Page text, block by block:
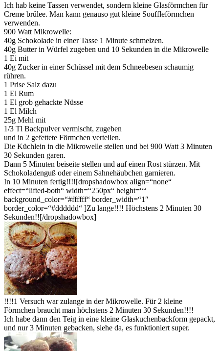
Ich hab keine Tassen verwendet, sondern kleine Glasförmchen für
Creme brûlee. Man kann genauso gut kleine Souffleförmchen
verwenden.
900 Watt Mikrowelle:
40g Schokolade in einer Tasse 1 Minute schmelzen.
40g Butter in Würfel zugeben und 10 Sekunden in die Mikrowelle
1 Ei mit
40g Zucker in einer Schüssel mit dem Schneebesen schaumig
rühren.
1 Prise Salz dazu
1 El Rum
1 El grob gehackte Nüsse
1 El Milch
25g Mehl mit
1/3 Tl Backpulver vermischt, zugeben
und in 2 gefettete Förmchen verteilen.
Die Küchlein in die Mikrowelle stellen und bei 900 Watt 3 Minuten
30 Sekunden garen.
Dann 5 Minuten beiseite stellen und auf einen Rost stürzen. Mit
Schokoladenguß oder einem Sahnehäubchen garnieren.
In 10 Minuten fertig!!!![dropshadowbox align=“none“
effect=“lifted-both“ width=“250px“ height=““
background_color=“#ffffff“ border_width=“1″
border_color=“#dddddd“ ]Zu lange!!!! Höchstens 2 Minuten 30
Sekunden!![/dropshadowbox]
!!!!1 Versuch war zulange in der Mikrowelle. Für 2 kleine
Förmchen braucht man höchstens 2 Minuten 30 Sekunden!!!!
Ich habe dann den Teig in eine kleine Glaskuchenbackform gepackt,
und nur 3 Minuten gebacken, siehe da, es funktioniert super.